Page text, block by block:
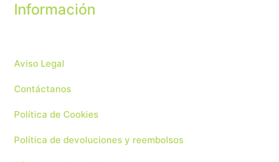
Información
Aviso Legal
Contáctanos
Política de Cookies
Política de devoluciones y reembolsos